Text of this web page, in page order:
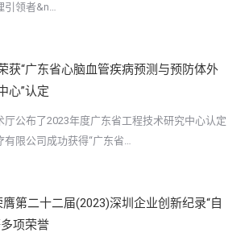
引领者&n…
获“广东省心脑血管疾病预测与预防体外
心”认定
厅公布了2023年度广东省工程技术研究中心认定
有限公司成功获得“广东省…
第二十二届(2023)深圳企业创新纪录“自
项荣誉